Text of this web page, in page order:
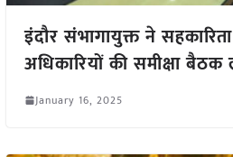
इंदौर संभागायुक्त ने
अधिकारियों की समीक्षा बैठक
January 16, 2025